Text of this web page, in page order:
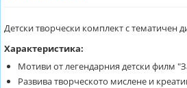
Детски творчески комплект с тематичен
Характеристика:
Мотиви от легендарния детски филм
Развива творческото мислене и